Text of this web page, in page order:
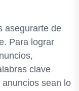
asegurarte de
Para lograr
clave
sean lo